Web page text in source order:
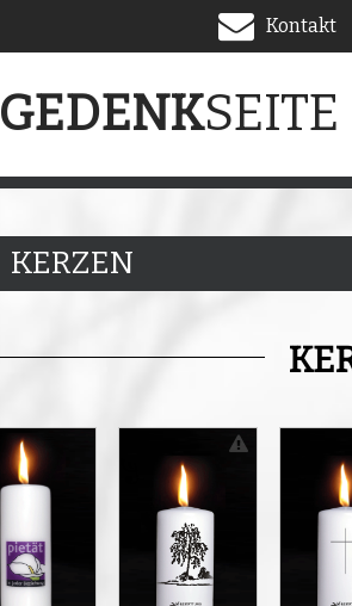
Kontakt
GEDENKSEITE
KERZEN